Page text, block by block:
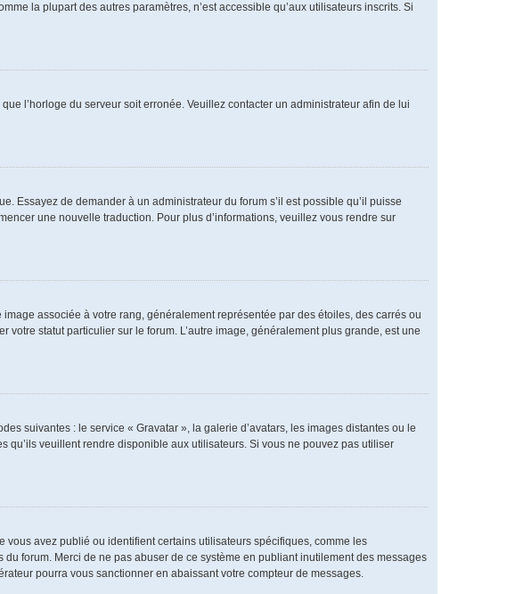
la plupart des autres paramètres, n’est accessible qu’aux utilisateurs inscrits. Si
l’horloge du serveur soit erronée. Veuillez contacter un administrateur afin de lui
Essayez de demander à un administrateur du forum s’il est possible qu’il puisse
une nouvelle traduction. Pour plus d’informations, veuillez vous rendre sur
associée à votre rang, généralement représentée par des étoiles, des carrés ou
statut particulier sur le forum. L’autre image, généralement plus grande, est une
suivantes : le service « Gravatar », la galerie d’avatars, les images distantes ou le
qu’ils veuillent rendre disponible aux utilisateurs. Si vous ne pouvez pas utiliser
avez publié ou identifient certains utilisateurs spécifiques, comme les
forum. Merci de ne pas abuser de ce système en publiant inutilement des messages
pourra vous sanctionner en abaissant votre compteur de messages.